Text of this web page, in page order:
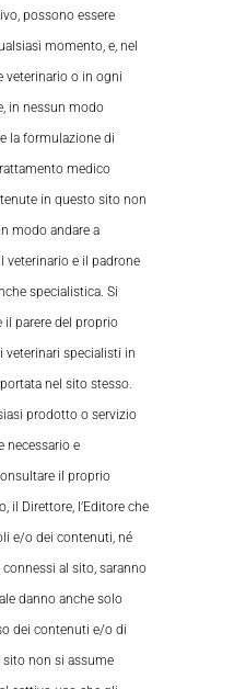
possono essere
momento, e, nel
veterinario o in ogni
in nessun modo
la formulazione di
medico
in questo sito non
modo andare a
e il padrone
specialistica. Si
il parere del proprio
veterinari specialisti in
nel sito stesso.
prodotto o servizio
necessario e
il proprio
il Direttore, l’Editore che
e/o dei contenuti, né
al sito, saranno
danno anche solo
dei contenuti e/o di
non si assume